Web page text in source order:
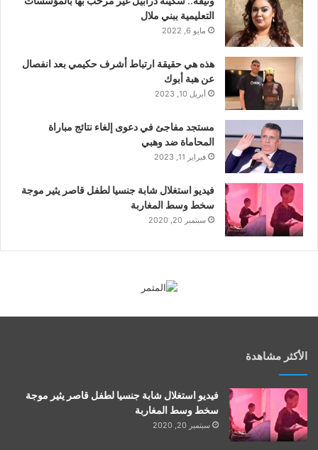
التعليمية ببني ملال
مايو 6, 2022
هذه هي حقيقة ارتباط أشرف حكيمي بعد انفصال
عن هبة أبوك
أبريل 10, 2023
مستجد مفاجئ في دعوى إلغاء نتائج مباراة
المحاماة ضد وهبي
فبراير 11, 2023
فيديو استغلال شابة جنسيا لطفل قاصر يثير موجة
سخط وسط المغاربة
سبتمبر 20, 2020
الأكثر مشاهدة
فيديو استغلال شابة جنسيا لطفل قاصر يثير موجة
سخط وسط المغاربة
سبتمبر 20, 2020